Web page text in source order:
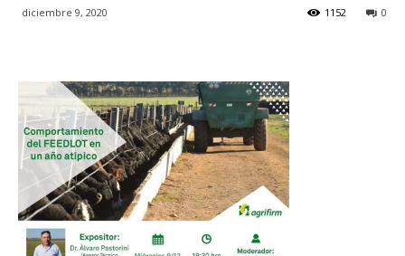
diciembre 9, 2020 0
1152